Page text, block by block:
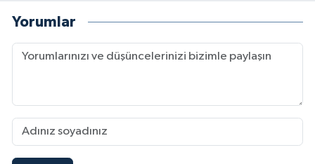
Yorumlar